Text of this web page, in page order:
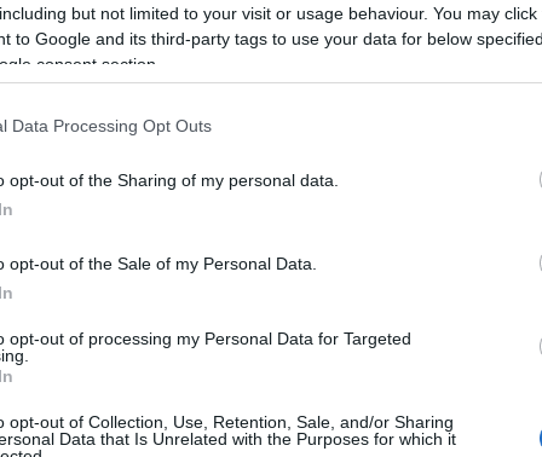
but not limited to your visit or usage behaviour. You may
to Google and its third-party tags to use your data for below
consent section.
Data Processing Opt Outs
opt-out of the Sharing of my personal data.
opt-out of the Sale of my Personal Data.
opt-out of processing my Personal Data for Targeted
opt-out of Collection, Use, Retention, Sale, and/or Sharing
Data that Is Unrelated with the Purposes for which it
πληροφορίες, επιδιώκει να εκφράσει έναν ευρύτερο
και της σοσιαλδημοκρατίας.
προχώρησε σε ανάρτηση στα social media με ένα
τα οποία εκφράζουν ενθουσιασμό και προσδοκία
Μάρτη ήταν νωρίς…», αφήνοντας σαφείς υπαινιγμούς